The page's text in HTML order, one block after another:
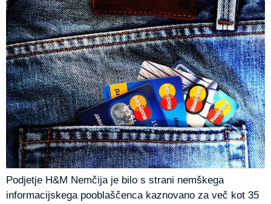
Podjetje H&M Nemčija je bilo s strani nemškega
informacijskega pooblaščenca kaznovano za več kot 35